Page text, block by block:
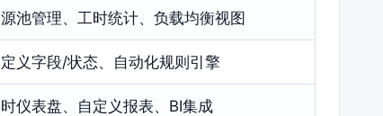
池管理、工时统计、负载均衡视图
义字段/状态、自动化规则引擎
仪表盘、自定义报表、BI集成